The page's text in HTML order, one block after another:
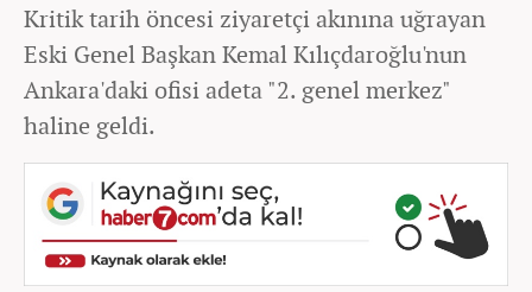
Kritik tarih öncesi ziyaretçi akınına uğrayan
Eski Genel Başkan Kemal Kılıçdaroğlu'nun
Ankara'daki ofisi adeta "2. genel merkez"
haline geldi.